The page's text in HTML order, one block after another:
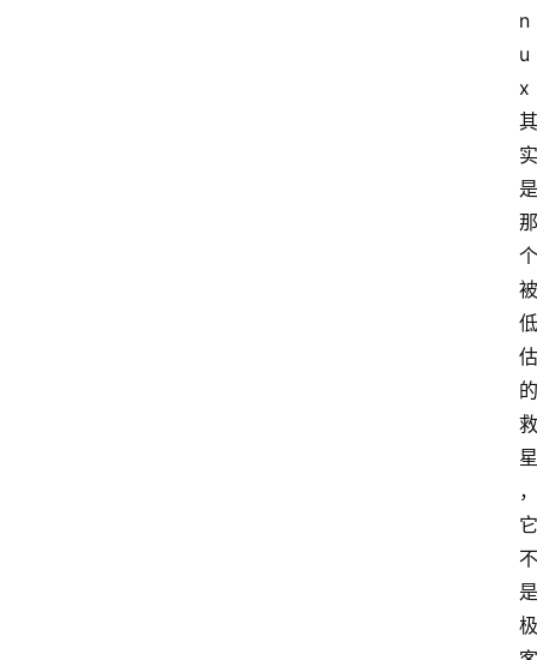
n
u
x
其
实
是
那
个
被
低
估
的
救
星
，
它
不
是
极